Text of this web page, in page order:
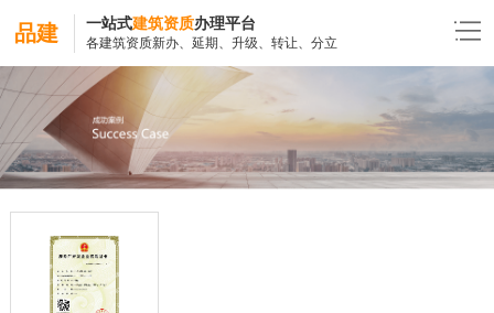
品建 一站式建筑资质办理平台
各建筑资质新办、延期、升级、转让、分立